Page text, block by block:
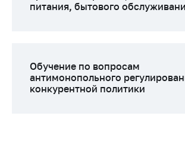
питания, бытового
Обучение по вопросам
антимонопольного
конкурентной политики